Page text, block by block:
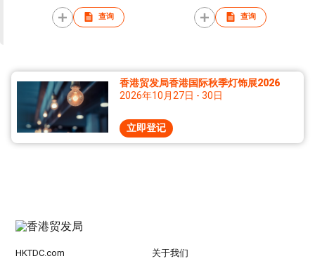
查询 查询
香港贸发局香港国际秋季灯饰展2026
2026年10月27日 - 30日
立即登记
HKTDC.com 关于我们